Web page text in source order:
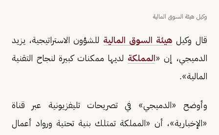
وكيل هيئة السوق المالية
قال وكيل هيئة السوق المالية للشؤون الاستراتيجية، يزيد
الدميجي، إن «المملكة لديها ممكنات كبيرة لنجاح التقنية
المالية».
وأوضح «الدميجي» في تصريحات تليفزيونية عبر قناة
«الإخبارية»، أن «المملكة تمتلك بنية تحتية ورواد أعمال